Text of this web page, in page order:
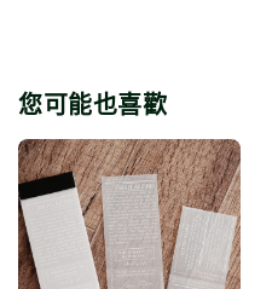
您可能也喜歡